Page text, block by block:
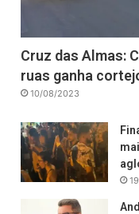
Cruz das Almas:
ruas ganha
10/08/2023